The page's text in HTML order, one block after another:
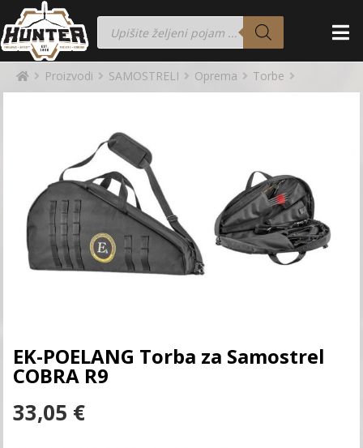
Proizvodi SAMOSTRELI Oprema Torbe
EK-POELANG Torba za Samostrel
COBRA R9
33,05 €